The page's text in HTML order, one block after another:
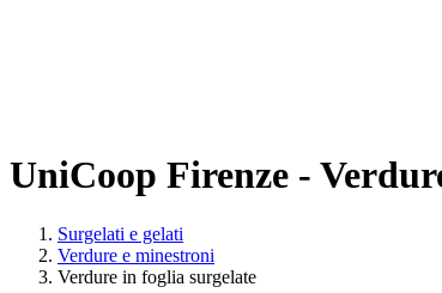
UniCoop Firenze -
Surgelati e gelati
Verdure e minestroni
Verdure in foglia surgelate